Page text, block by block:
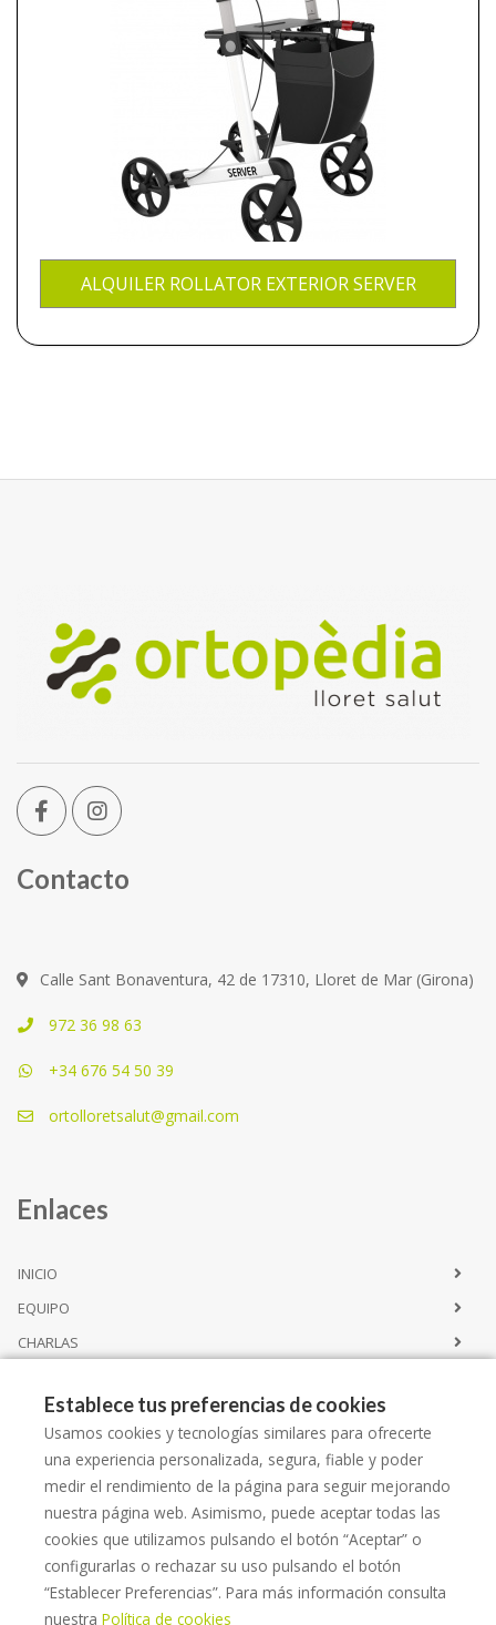
ALQUILER ROLLATOR EXTERIOR SERVER
Contacto
Calle Sant Bonaventura, 42 de 17310, Lloret de Mar (Girona)
972 36 98 63
+34 676 54 50 39
ortolloretsalut@gmail.com
Enlaces
INICIO
EQUIPO
CHARLAS
Servicios
CATÁLOGO SERVICIOS
ALQUILER
ESPACIO LLORET SALUT
Establece tus preferencias de cookies
Usamos cookies y tecnologías similares para ofrecerte
una experiencia personalizada, segura, fiable y poder
medir el rendimiento de la página para seguir mejorando
nuestra página web. Asimismo, puede aceptar todas las
cookies que utilizamos pulsando el botón “Aceptar” o
configurarlas o rechazar su uso pulsando el botón
“Establecer Preferencias”. Para más información consulta
nuestra Política de cookies